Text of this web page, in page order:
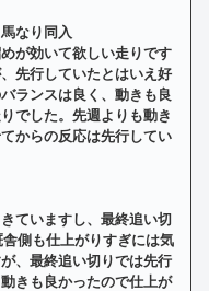
なり同入
が効いて欲しい走りです
先行していたとはいえ好
ランスは良く、動きも良
でした。先週よりも動き
からの反応は先行してい
ていますし、最終追い切
側も仕上がりすぎには気
、最終追い切りでは先行
きも良かったので仕上が